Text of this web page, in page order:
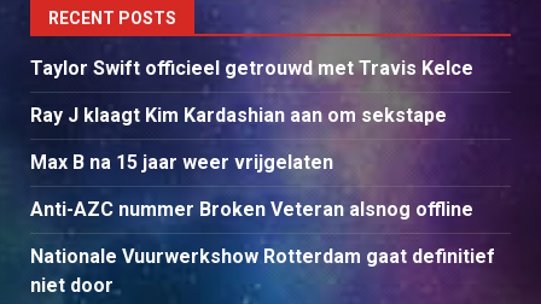
RECENT POSTS
Taylor Swift officieel getrouwd met Travis Kelce
Ray J klaagt Kim Kardashian aan om sekstape
Max B na 15 jaar weer vrijgelaten
Anti-AZC nummer Broken Veteran alsnog offline
Nationale Vuurwerkshow Rotterdam gaat definitief
niet door